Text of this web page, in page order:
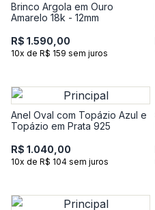
Brinco Argola em Ouro
Amarelo 18k - 12mm
R$ 1.590,00
10x de R$ 159 sem juros
Anel Oval com Topázio Azul e
Topázio em Prata 925
R$ 1.040,00
10x de R$ 104 sem juros